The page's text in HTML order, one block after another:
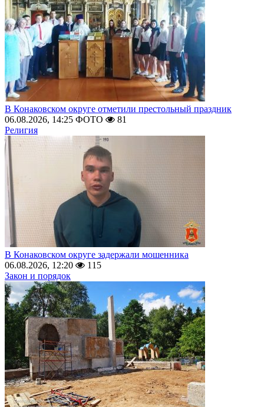
В Конаковском округе отметили престольный праздник
06.08.2026, 14:25 ФОТО
81
Религия
В Конаковском округе задержали мошенника
06.08.2026, 12:20
115
Закон и порядок